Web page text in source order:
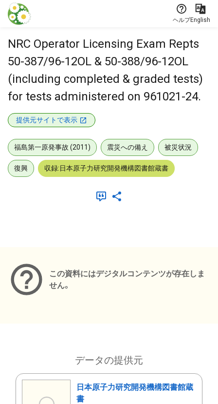
本文に飛ぶ
ヘルプEnglish
NRC Operator Licensing Exam Repts
50-387/96-12OL & 50-388/96-12OL
(including completed & graded tests)
for tests administered on 961021-24.
提供元サイトで表示
福島第一原発事故 (2011) 震災への備え 被災状況
復興 収録:日本原子力研究開発機構図書館蔵書
この資料にはデジタルコンテンツが存在しま
せん。
データの提供元
日本原子力研究開発機構図書館蔵
書